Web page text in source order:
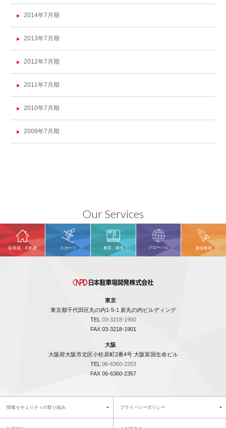
2014年7月期
2013年7月期
2012年7月期
2011年7月期
2010年7月期
2009年7月期
Our Services
駐車場・不動産 スポーツ 教育・環境 グローバル 新規事業
東京
東京都千代田区丸の内1-5-1 新丸の内ビルディング
TEL 03-3218-1900
FAX 03-3218-1901
大阪
大阪府大阪市北区小松原町2番4号 大阪富国生命ビル
TEL 06-6360-2353
FAX 06-6360-2357
情報セキュリティの取り組み プライバシーポリシー